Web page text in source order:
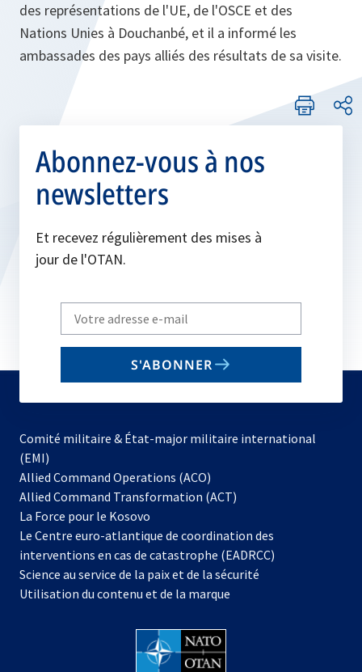
des représentations de l'UE, de l'OSCE et des
Nations Unies à Douchanbé, et il a informé les
ambassades des pays alliés des résultats de sa visite.
Abonnez-vous à nos
newsletters
Et recevez régulièrement des mises à
jour de l'OTAN.
Write
your
email
S'ABONNER
Comité militaire & État-major militaire international
(EMI)
Allied Command Operations (ACO)
dans
nouvel
onglet
Allied Command Transformation (ACT)
La Force pour le Kosovo
dans
un
nouvel
onglet
Le Centre euro-atlantique de coordination des
interventions en cas de catastrophe (EADRCC)
Science au service de la paix et de la sécurité
Utilisation du contenu et de la marque